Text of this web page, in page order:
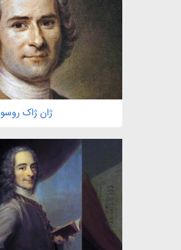
ژان ژاک روسو